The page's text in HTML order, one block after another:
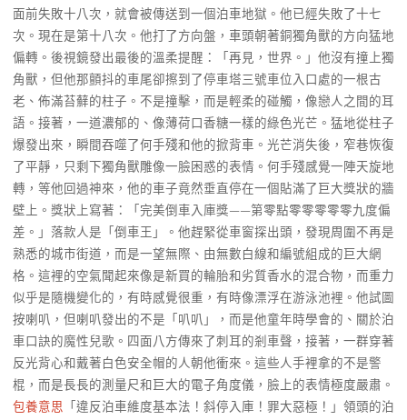
面前失敗十八次，就會被傳送到一個泊車地獄。他已經失敗了十七
次。現在是第十八次。他打了方向盤，車頭朝著銅獨角獸的方向猛地
偏轉。後視鏡發出最後的溫柔提醒：「再見，世界。」他沒有撞上獨
角獸，但他那顫抖的車尾卻擦到了停車塔三號車位入口處的一根古
老、佈滿苔蘚的柱子。不是撞擊，而是輕柔的碰觸，像戀人之間的耳
語。接著，一道濃郁的、像薄荷口香糖一樣的綠色光芒。猛地從柱子
爆發出來，瞬間吞噬了何手殘和他的掀背車。光芒消失後，窄巷恢復
了平靜，只剩下獨角獸雕像一臉困惑的表情。何手殘感覺一陣天旋地
轉，等他回過神來，他的車子竟然垂直停在一個貼滿了巨大獎狀的牆
壁上。獎狀上寫著：「完美倒車入庫獎——第零點零零零零零九度偏
差。」落款人是「倒車王」。他趕緊從車窗探出頭，發現周圍不再是
熟悉的城市街道，而是一望無際、由無數白線和編號組成的巨大網
格。這裡的空氣聞起來像是新買的輪胎和劣質香水的混合物，而重力
似乎是隨機變化的，有時感覺很重，有時像漂浮在游泳池裡。他試圖
按喇叭，但喇叭發出的不是「叭叭」，而是他童年時學會的、關於泊
車口訣的魔性兒歌。四面八方傳來了刺耳的剎車聲，接著，一群穿著
反光背心和戴著白色安全帽的人朝他衝來。這些人手裡拿的不是警
棍，而是長長的測量尺和巨大的電子角度儀，臉上的表情極度嚴肅。
包養意思 「違反泊車維度基本法！斜停入庫！罪大惡極！」領頭的泊